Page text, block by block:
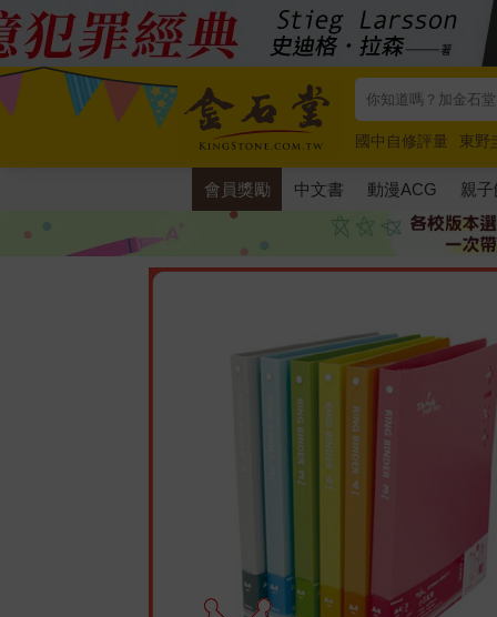
國中自修評量
東野
唯紅花綻放
奧德賽
會員獎勵 中文書 動漫ACG 親